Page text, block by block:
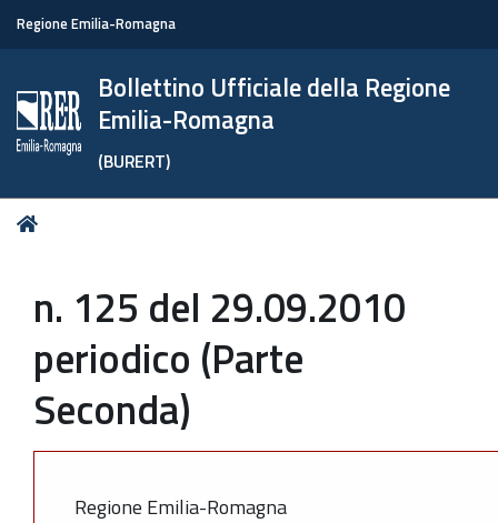
Regione Emilia-Romagna
Bollettino Ufficiale della Regione
Emilia-Romagna
(BURERT)
Tu
n. 125 del 29.09.2010
periodico (Parte
Seconda)
Regione Emilia-Romagna